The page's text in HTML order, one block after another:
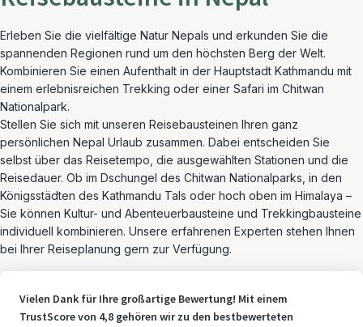
Erleben Sie die vielfältige Natur Nepals und erkunden Sie die
spannenden Regionen rund um den höchsten Berg der Welt.
Kombinieren Sie einen Aufenthalt in der Hauptstadt Kathmandu mit
einem erlebnisreichen Trekking oder einer Safari im Chitwan
Nationalpark.
Stellen Sie sich mit unseren Reisebausteinen Ihren ganz
persönlichen Nepal Urlaub zusammen. Dabei entscheiden Sie
selbst über das Reisetempo, die ausgewählten Stationen und die
Reisedauer. Ob im Dschungel des Chitwan Nationalparks, in den
Königsstädten des Kathmandu Tals oder hoch oben im Himalaya –
Sie können Kultur- und Abenteuerbausteine und Trekkingbausteine
individuell kombinieren. Unsere erfahrenen Experten stehen Ihnen
bei Ihrer Reiseplanung gern zur Verfügung.
Vielen Dank für Ihre großartige Bewertung! Mit einem
TrustScore von 4,8 gehören wir zu den bestbewerteten